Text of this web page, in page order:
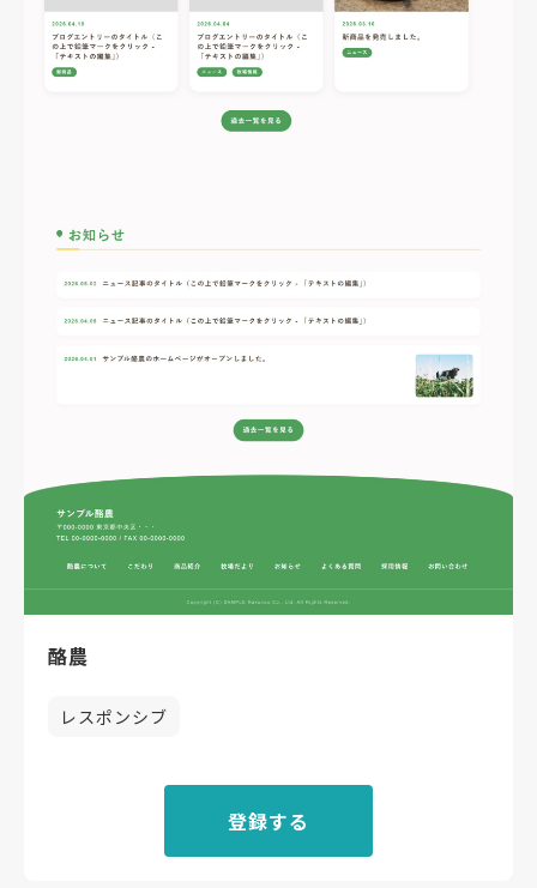
酪農
レスポンシブ
登録する